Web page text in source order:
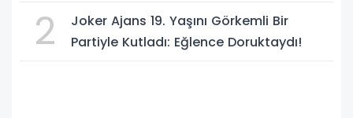
2
Joker Ajans 19. Yaşını Görkemli Bir
Partiyle Kutladı: Eğlence Doruktaydı!